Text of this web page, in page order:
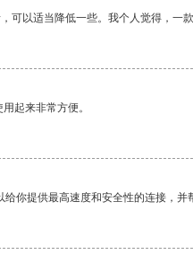
可以适当降低一些。我个人觉得，一
起来非常方便。
你提供最高速度和安全性的连接，并